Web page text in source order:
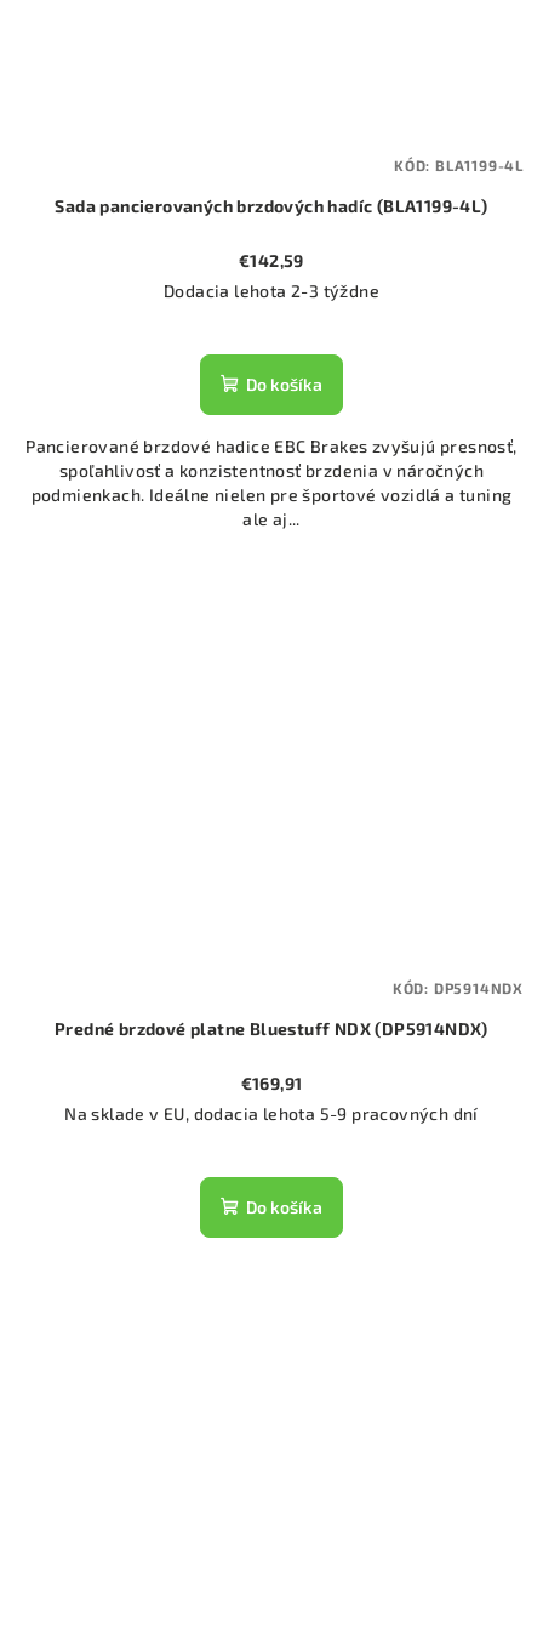
Sada pancierovaných brzdových hadíc (BLA1199-4L)
€142,59
Dodacia lehota 2-3 týždne
Do košíka
Pancierované brzdové hadice EBC Brakes zvyšujú presnosť,
spoľahlivosť a konzistentnosť brzdenia v náročných
podmienkach. Ideálne nielen pre športové vozidlá a tuning
ale aj...
KÓD: BLA1199-4L
Predné brzdové platne Bluestuff NDX (DP5914NDX)
€169,91
Na sklade v EU, dodacia lehota 5-9 pracovných dní
Do košíka
KÓD: DP5914NDX